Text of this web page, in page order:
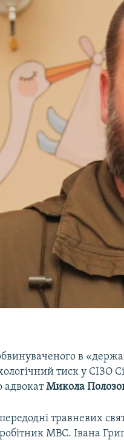
в
тиск у СІЗО
адвокатМикола
травневих
МВС. Івана